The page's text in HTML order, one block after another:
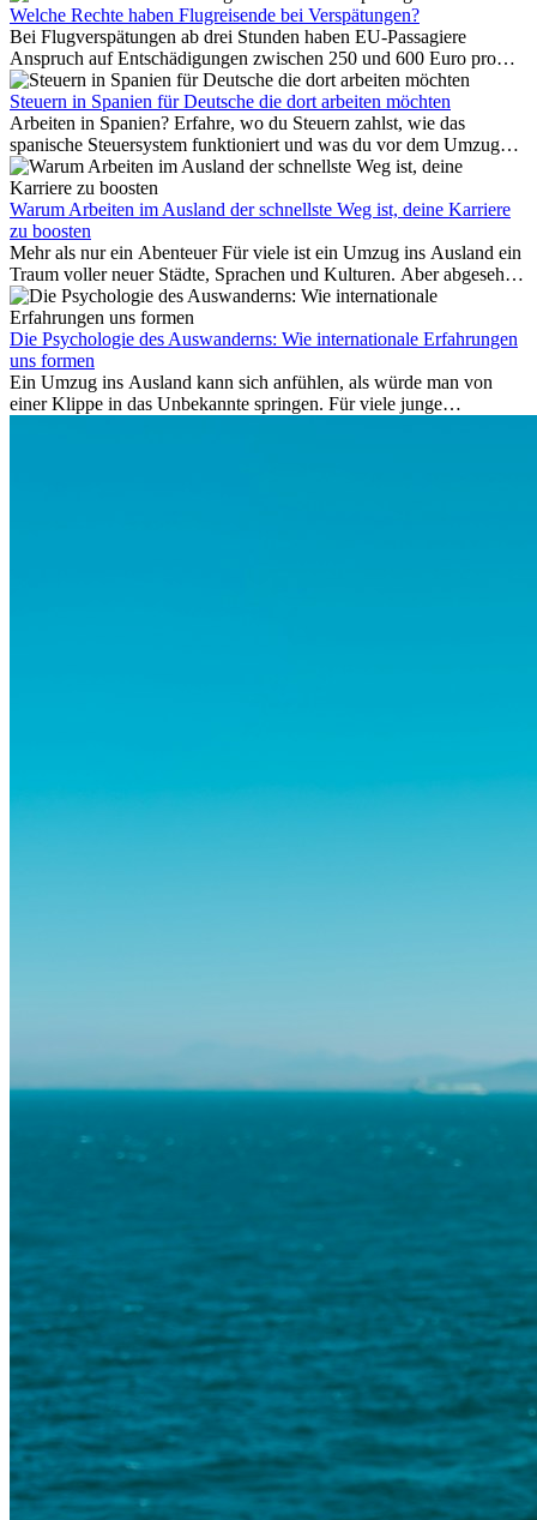
Antalya ist das kein Urlaub. So beginnt ihr Alltag.
Welche Rechte haben Flugreisende bei Verspätungen?
Bei Flugverspätungen ab drei Stunden haben EU-Passagiere
Anspruch auf Entschädigungen zwischen 250 und 600 Euro pro
Person – gestaffelt nach Flugdistanz. Zusätzlich können entstandene
Folgekosten wie Hotelübernachtungen oder verpasste
Anschlussflüge erstattet werden. Bereits ab zwei Stunden
Verspätung muss die Airline Verpflegung und
Kommunikationsmöglichkeiten bereitstellen. Verweigert die
Fluggesellschaft die Zahlung, ist das nicht das letzte Wort:
Schlichtungsstellen und spezialisierte Portale helfen kostenlos oder
auf Provisionsbasis weiter. Ansprüche verjähren in Deutschland erst
nach drei Jahren.
Steuern in Spanien für Deutsche die dort arbeiten möchten
Arbeiten in Spanien? Erfahre, wo du Steuern zahlst, wie das
spanische Steuersystem funktioniert und was du vor dem Umzug
beachten musst.
Warum Arbeiten im Ausland der schnellste Weg ist, deine Karriere
zu boosten
Mehr als nur ein Abenteuer Für viele ist ein Umzug ins Ausland ein
Traum voller neuer Städte, Sprachen und Kulturen. Aber abgesehen
vom Abenteuer ist Arbeiten im...
Die Psychologie des Auswanderns: Wie internationale Erfahrungen
uns formen
Ein Umzug ins Ausland kann sich anfühlen, als würde man von
einer Klippe in das Unbekannte springen. Für viele junge